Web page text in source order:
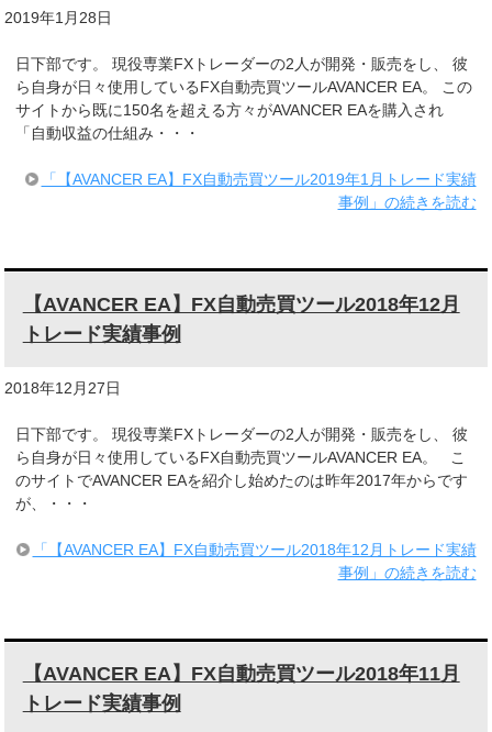
2019年1月28日
日下部です。 現役専業FXトレーダーの2人が開発・販売をし、 彼
ら自身が日々使用しているFX自動売買ツールAVANCER EA。 この
サイトから既に150名を超える方々がAVANCER EAを購入され
「自動収益の仕組み・・・
「【AVANCER EA】FX自動売買ツール2019年1月トレード実績
事例」の続きを読む
【AVANCER EA】FX自動売買ツール2018年12月
トレード実績事例
2018年12月27日
日下部です。 現役専業FXトレーダーの2人が開発・販売をし、 彼
ら自身が日々使用しているFX自動売買ツールAVANCER EA。 こ
のサイトでAVANCER EAを紹介し始めたのは昨年2017年からです
が、・・・
「【AVANCER EA】FX自動売買ツール2018年12月トレード実績
事例」の続きを読む
【AVANCER EA】FX自動売買ツール2018年11月
トレード実績事例